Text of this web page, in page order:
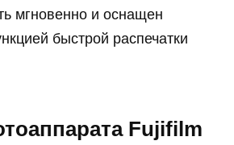
мгновенно и оснащен
быстрой распечатки
Fujifilm